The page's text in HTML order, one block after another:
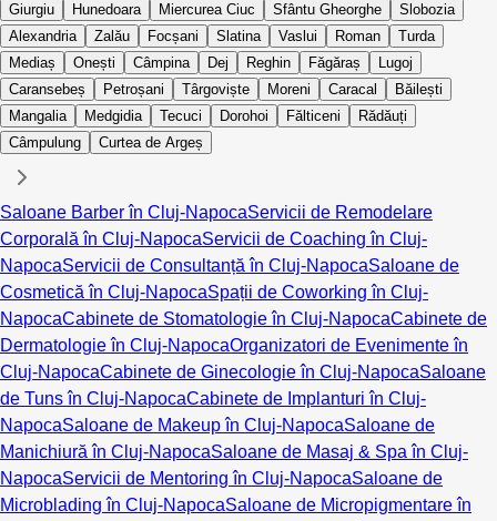
Giurgiu
Hunedoara Miercurea Ciuc Sfântu Gheorghe
Slobozia
Alexandria
Zalău Focșani Slatina Vaslui Roman
Turda
Mediaș
Onești Câmpina Dej Reghin Făgăraș
Lugoj
Caransebeș
Petroșani Târgoviște Moreni Caracal
Băilești
Mangalia
Medgidia Tecuci Dorohoi Fălticeni
Rădăuți
Câmpulung
Curtea de Argeș
Saloane Barber în Cluj-NapocaServicii de Remodelare
Corporală în Cluj-NapocaServicii de Coaching în Cluj-
NapocaServicii de Consultanță în Cluj-NapocaSaloane de
Cosmetică în Cluj-NapocaSpații de Coworking în Cluj-
NapocaCabinete de Stomatologie în Cluj-NapocaCabinete de
Dermatologie în Cluj-NapocaOrganizatori de Evenimente în
Cluj-NapocaCabinete de Ginecologie în Cluj-NapocaSaloane
de Tuns în Cluj-NapocaCabinete de Implanturi în Cluj-
NapocaSaloane de Makeup în Cluj-NapocaSaloane de
Manichiură în Cluj-NapocaSaloane de Masaj & Spa în Cluj-
NapocaServicii de Mentoring în Cluj-NapocaSaloane de
Microblading în Cluj-NapocaSaloane de Micropigmentare în